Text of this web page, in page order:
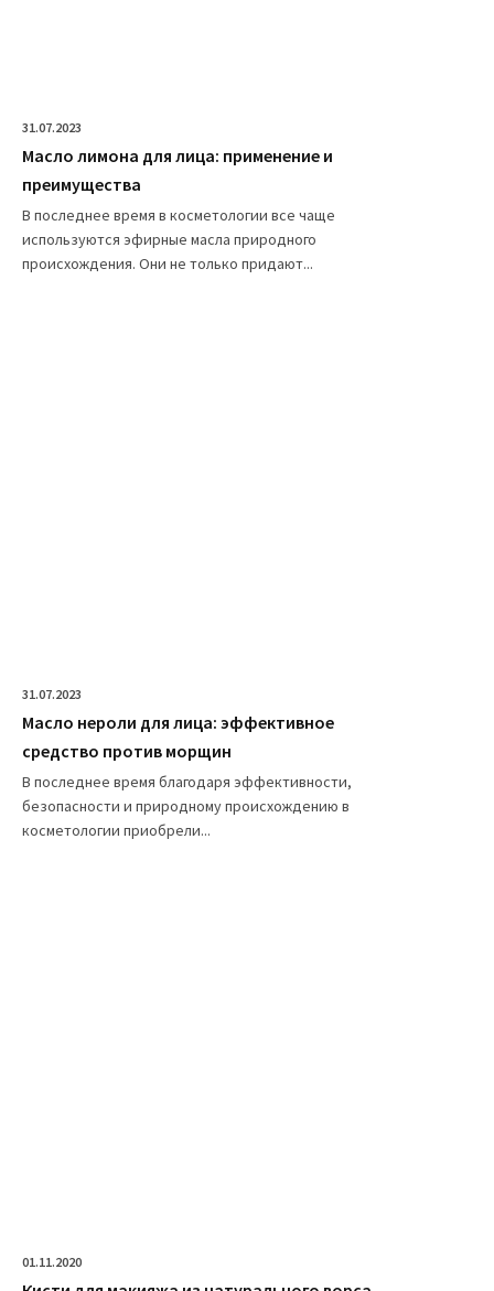
31.07.2023
Масло лимона для лица: применение и
преимущества
В последнее время в косметологии все чаще
используются эфирные масла природного
происхождения. Они не только придают...
31.07.2023
Масло нероли для лица: эффективное
средство против морщин
В последнее время благодаря эффективности,
безопасности и природному происхождению в
косметологии приобрели...
01.11.2020